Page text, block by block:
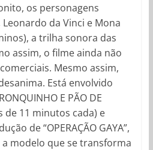
os personagens
da Vinci e Mona
a trilha sonora das
assim, o filme ainda não
Mesmo assim,
Está envolvido
E PÃO DE
de 11 minutos cada) e
de “OPERAÇÃO GAYA”,
modelo que se transforma